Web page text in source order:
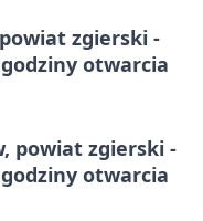
zgierski -
otwarcia
powiat zgierski -
otwarcia